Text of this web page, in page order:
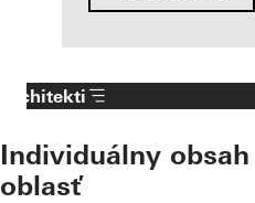
Architekti
Individuálny
oblasť